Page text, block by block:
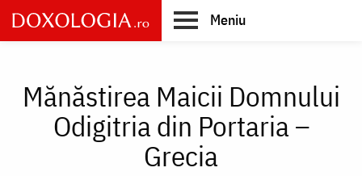
Skip
to
main
Meniu
Mănăstirea Maicii Domnului
Odigitria din Portaria –
Grecia